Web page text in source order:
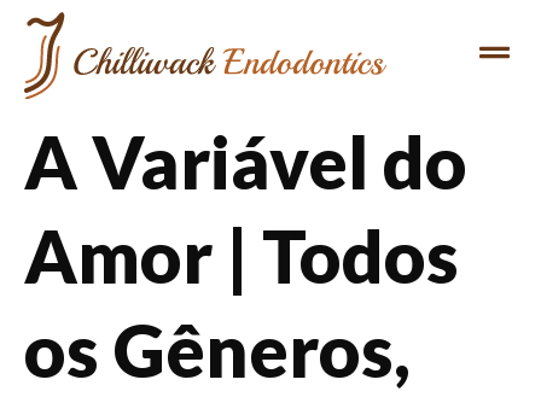
A Variável do
Amor | Todos
os Gêneros,